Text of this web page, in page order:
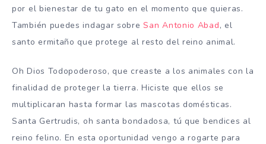
por el bienestar de tu gato en el momento que quieras.
También puedes indagar sobreSan Antonio Abad, el
santo ermitaño que protege al resto del reino animal.
Oh Dios Todopoderoso, que creaste a los animales con la
finalidad de proteger la tierra. Hiciste que ellos se
multiplicaran hasta formar las mascotas domésticas.
Santa Gertrudis, oh santa bondadosa, tú que bendices al
reino felino. En esta oportunidad vengo a rogarte para